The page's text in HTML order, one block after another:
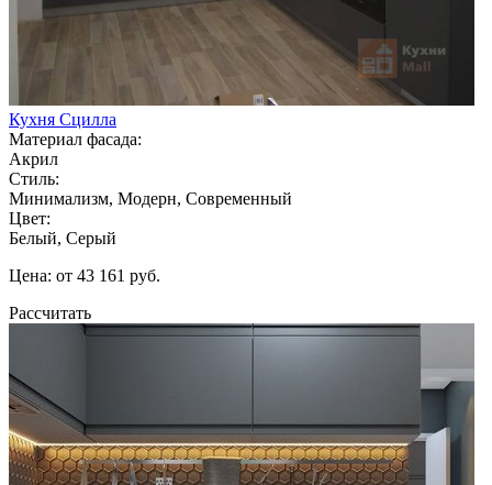
Кухня Сцилла
Материал фасада:
Акрил
Стиль:
Минимализм, Модерн, Современный
Цвет:
Белый, Серый
Цена: от 43 161 руб.
Рассчитать